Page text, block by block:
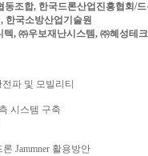
동조합, 한국드론산업진흥협회/
한국소방산업기술원
텍, ㈜우보재난시스템, ㈜혜성테
파 및 모빌리티
시스템 구축
Jammner 활용방안